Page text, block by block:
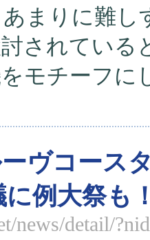
まりに難し
されている
モチーフに
ヴコース
に例大祭も
news/detail/